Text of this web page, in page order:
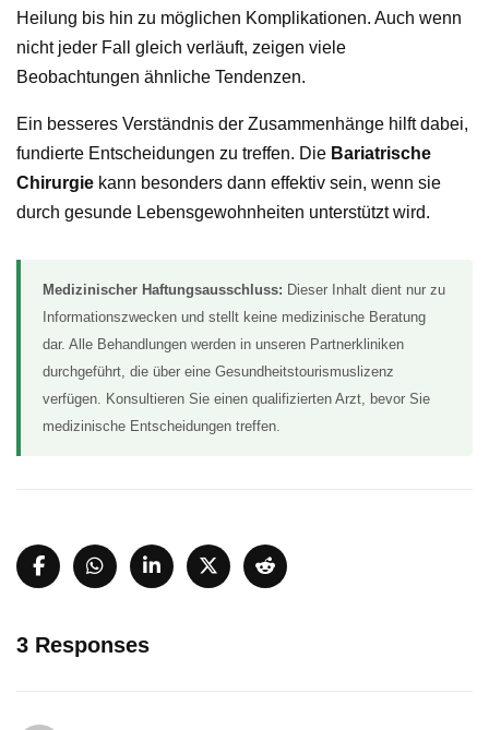
Heilung bis hin zu möglichen Komplikationen. Auch wenn
nicht jeder Fall gleich verläuft, zeigen viele
Beobachtungen ähnliche Tendenzen.
Ein besseres Verständnis der Zusammenhänge hilft dabei,
fundierte Entscheidungen zu treffen. Die Bariatrische
Chirurgie kann besonders dann effektiv sein, wenn sie
durch gesunde Lebensgewohnheiten unterstützt wird.
Medizinischer Haftungsausschluss: Dieser Inhalt dient nur zu
Informationszwecken und stellt keine medizinische Beratung
dar. Alle Behandlungen werden in unseren Partnerkliniken
durchgeführt, die über eine Gesundheitstourismuslizenz
verfügen. Konsultieren Sie einen qualifizierten Arzt, bevor Sie
medizinische Entscheidungen treffen.
3 Responses